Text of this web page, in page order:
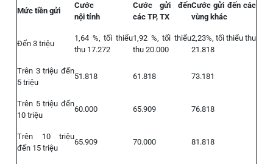
Mức tiền gửi
Cước
nội tỉnh
Cước gửi đến
các TP, TX
Cước gửi đến các
vùng khác
Đến 3 triệu
1,64 %, tối thiểu
thu 17.272
1,92 %, tối thiểu
thu 20.000
2,23%, tối thiểu thu
21.818
Trên 3 triệu đến
5 triệu
51.818 61.818 73.181
Trên 5 triệu đến
10 triệu
60.000 65.909 76.818
Trên 10 triệu
đến 15 triệu
65.909 70.000 81.818